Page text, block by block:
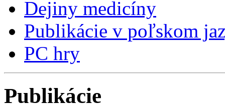
Dejiny medicíny
Publikácie v poľskom
PC hry
Publikácie